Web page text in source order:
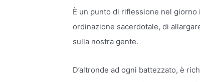
È un punto di riflessione nel
ordinazione sacerdotale, di
sulla nostra gente.
D’altronde ad ogni battezzato, è